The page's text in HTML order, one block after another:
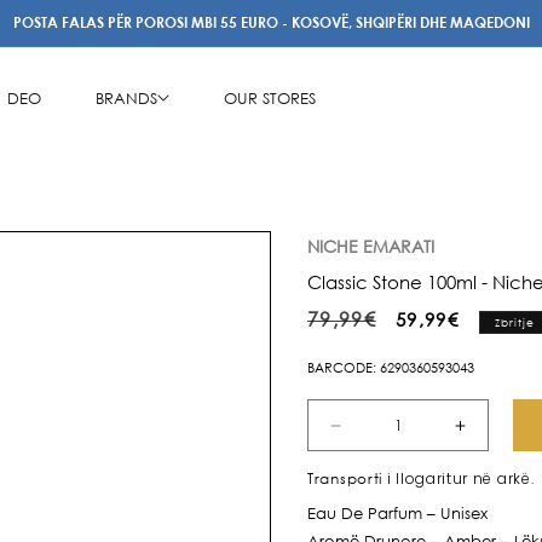
POSTA FALAS PËR POROSI MBI 55 EURO - KOSOVË, SHQIPËRI DHE MAQEDONI
DEO BRANDS OUR STORES
NICHE EMARATI
Classic Stone 100ml - Niche
Çmimi
79,99€
Çmimi
59,99€ Zbritje
BARCODE: 6290360593043
Zvogëlo
për
Classic
Rrit
për
Classic
Transporti i llogaritur në arkë.
Eau De Parfum – Unisex